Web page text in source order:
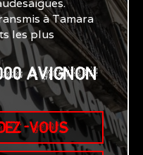
à Tamara
les plus
AVIGNON
VOUS